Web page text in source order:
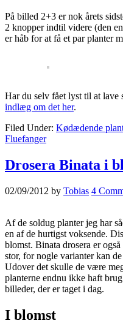
På billed 2+3 er nok årets
2 knopper indtil videre (den
er håb for at få et par planter
Har du selv fået lyst til at lave
indlæg om det her.
Filed Under: Kødædende
Fluefanger
Drosera Binata i
02/09/2012 by Tobias 4
Af de soldug planter jeg har
en af de hurtigst voksende.
blomst. Binata drosera er
stor, for nogle varianter kan
Udover det skulle de være
planterne endnu ikke haft
billeder, der er taget i dag.
I blomst